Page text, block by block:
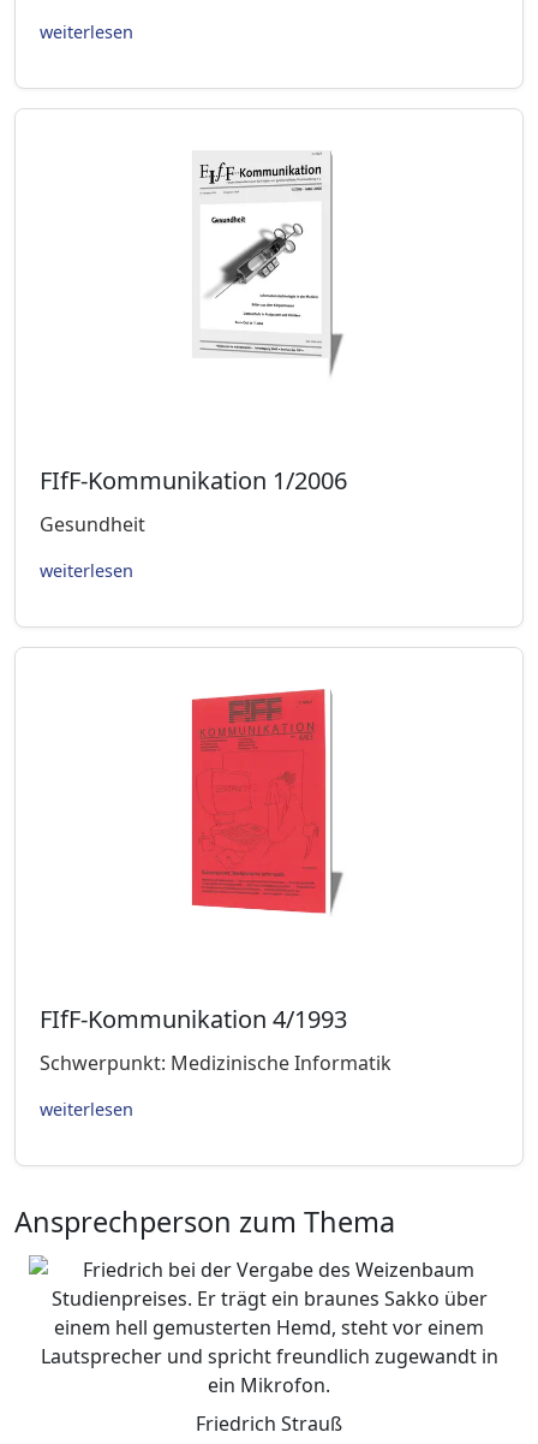
weiterlesen
FIfF-Kommunikation 1/2006
Gesundheit
weiterlesen
FIfF-Kommunikation 4/1993
Schwerpunkt: Medizinische Informatik
weiterlesen
Ansprechperson zum Thema
Friedrich Strauß